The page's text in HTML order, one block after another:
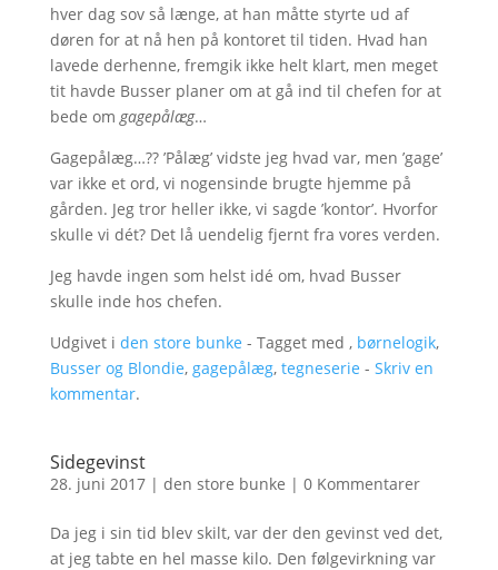
hver dag sov så længe, at han måtte styrte ud af
døren for at nå hen på kontoret til tiden. Hvad han
lavede derhenne, fremgik ikke helt klart, men meget
tit havde Busser planer om at gå ind til chefen for at
bede omgagepålæg…
Gagepålæg…?? ’Pålæg’ vidste jeg hvad var, men ’gage’
var ikke et ord, vi nogensinde brugte hjemme på
gården. Jeg tror heller ikke, vi sagde ’kontor’. Hvorfor
skulle vi dét? Det lå uendelig fjernt fra vores verden.
Jeg havde ingen som helst idé om, hvad Busser
skulle inde hos chefen.
Udgivet i den store bunke - Tagget med , børnelogik,
Busser og Blondie, gagepålæg, tegneserie - Skriv en
kommentar.
Sidegevinst
28. juni 2017| den store bunke | 0 Kommentarer
Da jeg i sin tid blev skilt, var der den gevinst ved det,
at jeg tabte en hel masse kilo. Den følgevirkning var